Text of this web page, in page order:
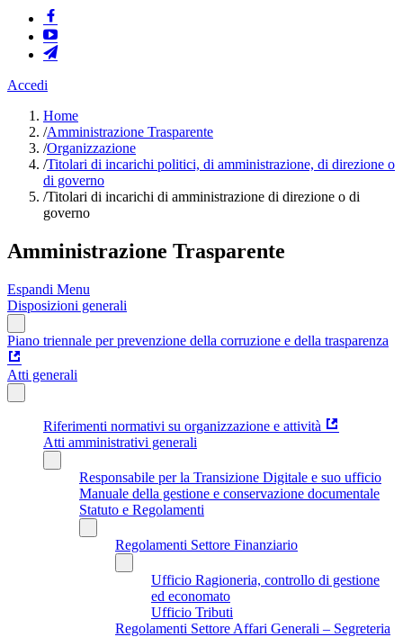
Accedi
Home
/Amministrazione Trasparente
/Organizzazione
/Titolari di incarichi politici, di amministrazione, di direzione o
di governo
/Titolari di incarichi di amministrazione di direzione o di
governo
Amministrazione Trasparente
Espandi Menu
Disposizioni generali
Piano triennale per prevenzione della corruzione e della trasparenza
Atti generali
Riferimenti normativi su organizzazione e attività
Atti amministrativi generali
Responsabile per la Transizione Digitale e suo ufficio
Manuale della gestione e conservazione documentale
Statuto e Regolamenti
Regolamenti Settore Finanziario
Ufficio Ragioneria, controllo di gestione
ed economato
Ufficio Tributi
Regolamenti Settore Affari Generali – Segreteria